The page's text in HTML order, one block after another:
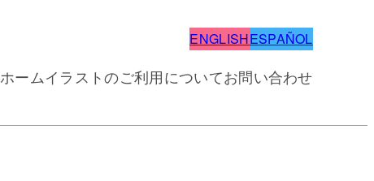
ENGLISHESPAÑOL
ホームイラストのご利用についてお問い合わせ